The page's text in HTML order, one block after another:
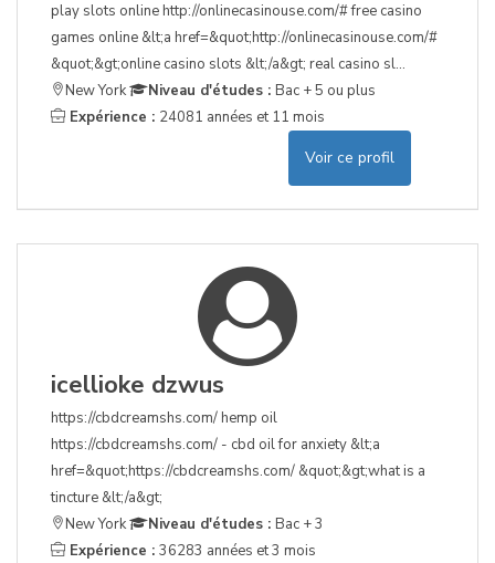
play slots online http://onlinecasinouse.com/# free casino
games online &lt;a href=&quot;http://onlinecasinouse.com/#
&quot;&gt;online casino slots &lt;/a&gt; real casino sl...
New York
Niveau d'études : Bac + 5 ou plus
Expérience : 24081 années et 11 mois
Voir ce profil
icellioke dzwus
https://cbdcreamshs.com/ hemp oil
https://cbdcreamshs.com/ - cbd oil for anxiety &lt;a
href=&quot;https://cbdcreamshs.com/ &quot;&gt;what is a
tincture &lt;/a&gt;
New York
Niveau d'études : Bac + 3
Expérience : 36283 années et 3 mois